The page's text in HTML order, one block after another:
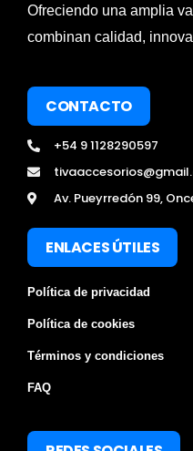
Ofreciendo una amplia
combinan calidad,
CONTACTO
+54 9 1128290597
Av. Pueyrredón 99,
ENLACES ÚTILES
Política de privacidad
Política de cookies
Términos y condiciones
FAQ